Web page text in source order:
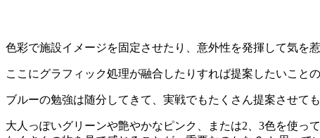
色彩で施設イメージを固定させたり、意外性を発揮して気を
ここにグラフィック処理が融合したりすれば提案したいこと
ブルーの勉強は随分してきて、実戦でもたくさん提案させて
大人っぽいグリーンや艶やかなピンク、または2、3色を使っ